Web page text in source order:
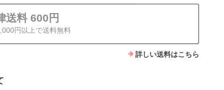
送料 600円
円以上で送料無料
詳しい送料はこちら